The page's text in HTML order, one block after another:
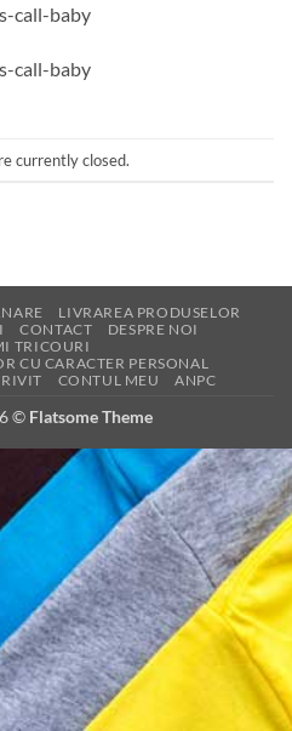
call-baby
call-baby
currently closed.
LIVRAREA PRODUSELOR
CONTACT
DESPRE NOI
TRICOURI
CU CARACTER PERSONAL
CONTUL MEU ANPC
© Flatsome Theme